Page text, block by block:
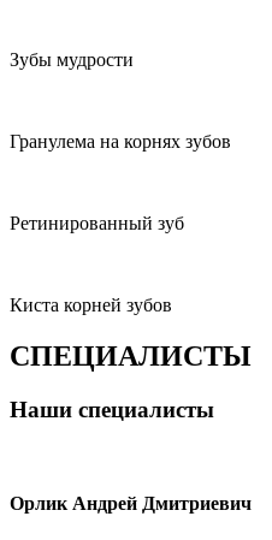
Зубы мудрости
Гранулема на корнях зубов
Ретинированный зуб
Киста корней зубов
СПЕЦИАЛИСТЫ
Наши специалисты
Орлик Андрей Дмитриевич